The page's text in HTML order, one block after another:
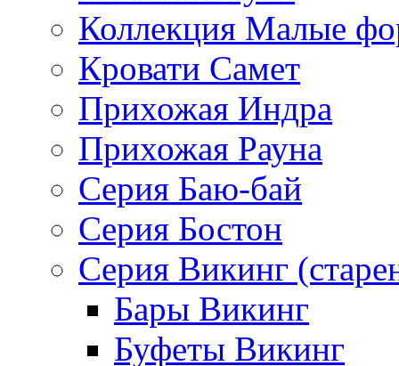
Коллекция Малые
Кровати Самет
Прихожая Индра
Прихожая Рауна
Серия Баю-бай
Серия Бостон
Серия Викинг
Бары Викинг
Буфеты Викинг